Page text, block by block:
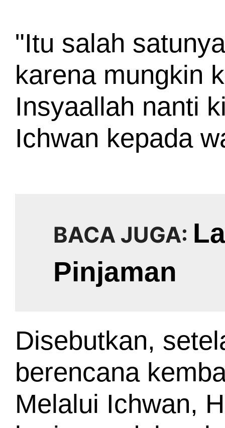
"Itu salah
karena mungkin
Insyaallah nanti
Ichwan kepada
BACA JUGA:
Pinjaman
Disebutkan,
berencana
Melalui Ichwan,